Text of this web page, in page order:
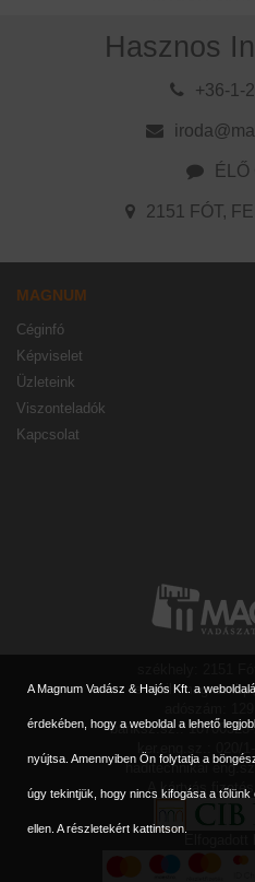
Hasznos
+36-1-
ÉLŐ
2151 FÓT,
MAGNUM
Céginfó
Képviselet
Üzleteink
Viszonteladók
Kapcsolat
e-mail:
banksz.sz.: 10700323-
ker.eng.sz.: 020/
haditechnikai
A kártyás
A Magnum Vadász & Hajós Kft. a
érdekében, hogy a weboldal a lehető
nyújtsa. Amennyiben Ön folytatja a
úgy tekintjük, hogy nincs kifogása a
ellen. A részletekért kattintson.